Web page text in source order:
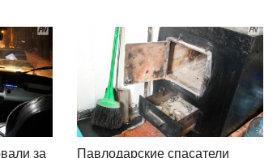
за Павлодарские спасатели